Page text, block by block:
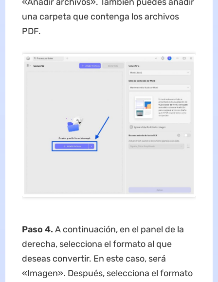
una carpeta que contenga los archivos
PDF.
Paso 4. A continuación, en el panel de la
derecha, selecciona el formato al que
deseas convertir. En este caso, será
«Imagen». Después, selecciona el formato